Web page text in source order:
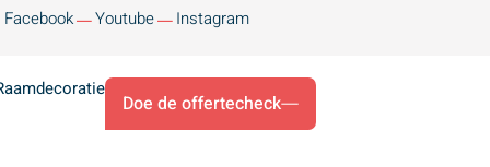
Facebook Youtube Instagram
Doe de offertecheck